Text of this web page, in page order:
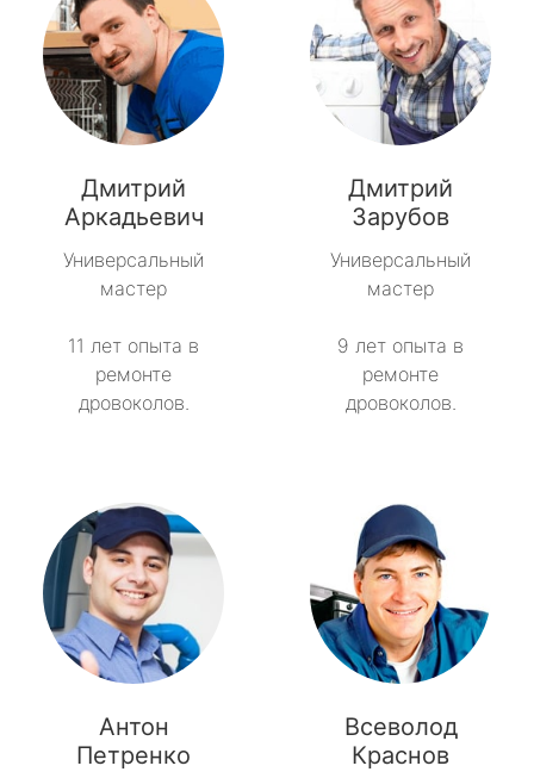
Дмитрий
Аркадьевич
Универсальный
мастер
11 лет опыта в
ремонте
дровоколов.
Дмитрий
Зарубов
Универсальный
мастер
9 лет опыта в
ремонте
дровоколов.
Антон
Петренко
Всеволод
Краснов